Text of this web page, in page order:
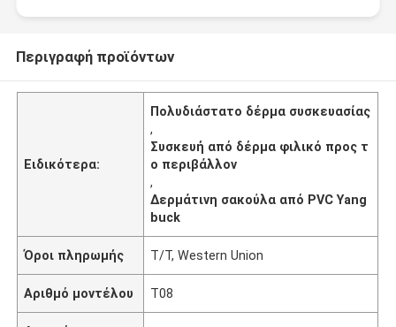
Περιγραφή προϊόντων
Ειδικότερα:
Πολυδιάστατο δέρμα συσκευασίας
,
Συσκευή από δέρμα φιλικό προς τ
ο περιβάλλον
,
Δερμάτινη σακούλα από PVC Yang
buck
Όροι πληρωμής T/T, Western Union
Αριθμό μοντέλου T08